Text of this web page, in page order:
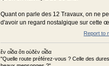
Quant on parle des 12 Travaux, on ne
d'avoir un regard nostalgique sur cette
Report to
ἕν οἶδα ὅτι οὐδὲν οἶδα
"Quelle route préférez-vous ? Celle des